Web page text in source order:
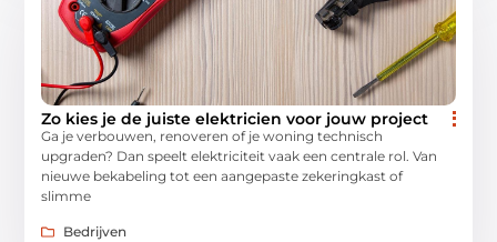
Zo kies je de juiste elektricien voor jouw project
Ga je verbouwen, renoveren of je woning technisch
upgraden? Dan speelt elektriciteit vaak een centrale rol. Van
nieuwe bekabeling tot een aangepaste zekeringkast of
slimme
Bedrijven